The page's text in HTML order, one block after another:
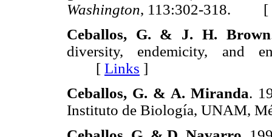
Washington, 113:302-318. [
Ceballos, G. & J. H. Brown
diversity, endemicity, and
[ Links ]
Ceballos, G. & A. Miranda.
Instituto de Biología,